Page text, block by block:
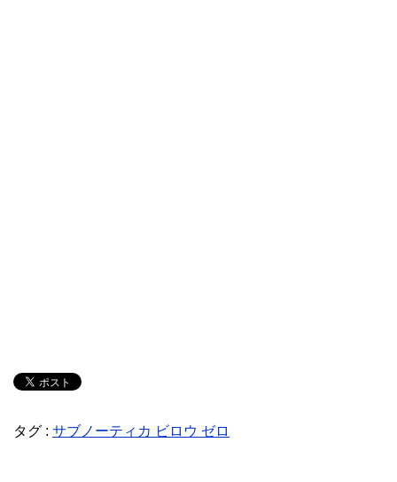
タグ : サブノーティカ ビロウ ゼロ